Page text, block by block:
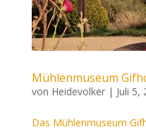
Mühlenmuseum
von Heidevolker| Juli 5,
Das Mühlenmuseum